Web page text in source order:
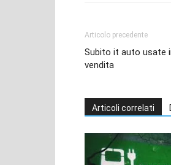
Articolo precedente
Subito it auto usate
vendita
Articoli correlati